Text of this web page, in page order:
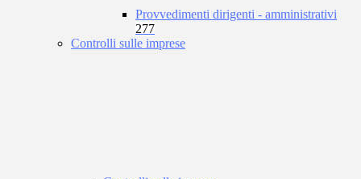
Provvedimenti dirigenti - amministrativi
277
Controlli sulle imprese